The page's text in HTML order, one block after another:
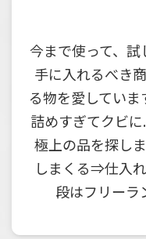
今まで使って、
手に入れるべき
る物を愛してい
詰めすぎてクビ
極上の品を探し
しまくる⇒仕入
段はフリーラ